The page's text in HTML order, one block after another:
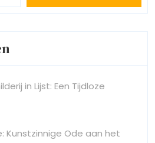
in Lijst: Een Tijdloze
Kunstzinnige Ode aan het